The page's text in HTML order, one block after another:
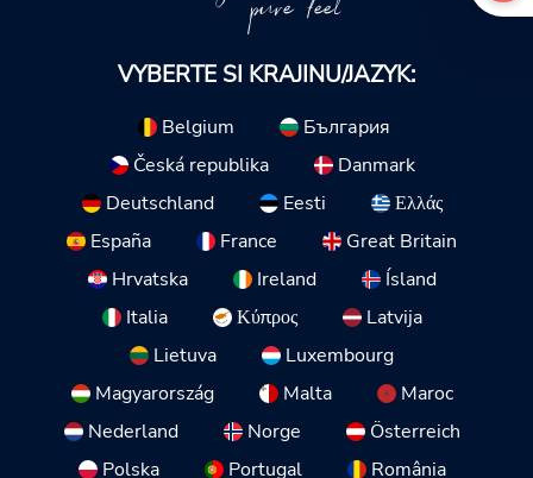
VYBERTE SI KRAJINU/JAZYK:
Belgium
България
Česká republika
Danmark
Deutschland
Eesti
Ελλάς
España
France
Great Britain
Hrvatska
Ireland
Ísland
Italia
Κύπρος
Latvija
Lietuva
Luxembourg
Magyarország
Malta
Maroc
Nederland
Norge
Österreich
Polska
Portugal România